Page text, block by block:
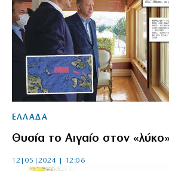
ΕΛΛΑΔΑ
Θυσία το Αιγαίο στον
12|05|2024 | 12:06